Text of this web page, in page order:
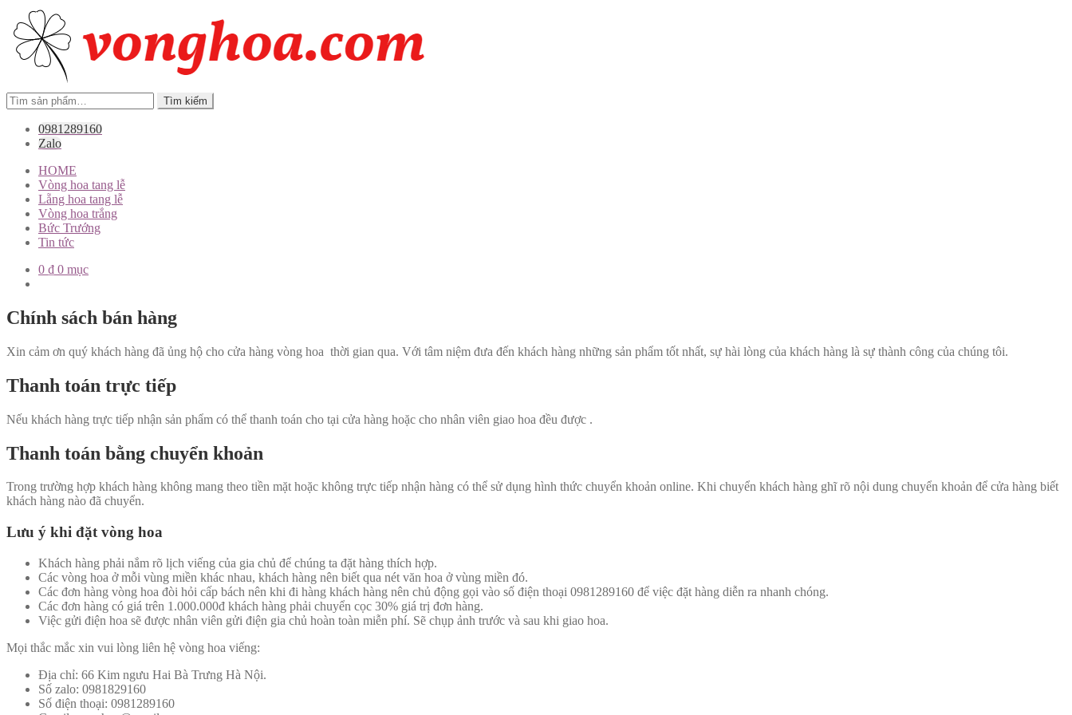
Tìm
kiếm:
Tìm kiếm
0981289160
Zalo
HOME
Vòng hoa tang lễ
Lẵng hoa tang lễ
Vòng hoa trắng
Bức Trướng
Tin tức
0 ₫ 0 mục
Chính sách bán hàng
Xin cảm ơn quý khách hàng đã ủng hộ cho cửa hàng vòng hoa thời gian qua. Với tâm niệm đưa đến khách hàng những sản phẩm tốt nhất, sự hài lòng của khách hàng là sự thành công của chúng tôi.
Thanh toán trực tiếp
Nếu khách hàng trực tiếp nhận sản phẩm có thể thanh toán cho tại cửa hàng hoặc cho nhân viên giao hoa đều được .
Thanh toán bằng chuyển khoản
Trong trường hợp khách hàng không mang theo tiền mặt hoặc không trực tiếp nhận hàng có thể sử dụng hình thức chuyển khoản online. Khi chuyển khách hàng ghĩ rõ nội dung chuyển khoản để cửa hàng biết
khách hàng nào đã chuyển.
Lưu ý khi đặt vòng hoa
Khách hàng phải nắm rõ lịch viếng của gia chủ để chúng ta đặt hàng thích hợp.
Các vòng hoa ở mỗi vùng miền khác nhau, khách hàng nên biết qua nét văn hoa ở vùng miền đó.
Các đơn hàng vòng hoa đòi hỏi cấp bách nên khi đi hàng khách hàng nên chủ động gọi vào số điện thoại 0981289160 để việc đặt hàng diễn ra nhanh chóng.
Các đơn hàng có giá trên 1.000.000đ khách hàng phải chuyển cọc 30% giá trị đơn hàng.
Việc gửi điện hoa sẽ được nhân viên gửi điện gia chủ hoàn toàn miễn phí. Sẽ chụp ảnh trước và sau khi giao hoa.
Mọi thắc mắc xin vui lòng liên hệ vòng hoa viếng:
Địa chỉ: 66 Kim ngưu Hai Bà Trưng Hà Nội.
Số zalo: 0981829160
Số điện thoại: 0981289160